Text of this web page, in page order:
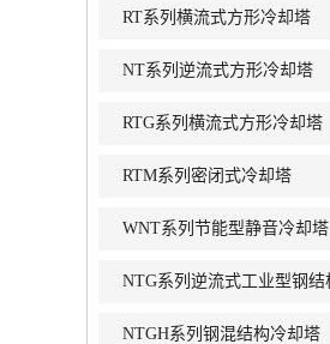
RT系列横流式方形冷却塔
NT系列逆流式方形冷却塔
RTG系列横流式方形冷却塔
RTM系列密闭式冷却塔
WNT系列节能型静音冷却塔
NTGH系列钢混结构冷却塔